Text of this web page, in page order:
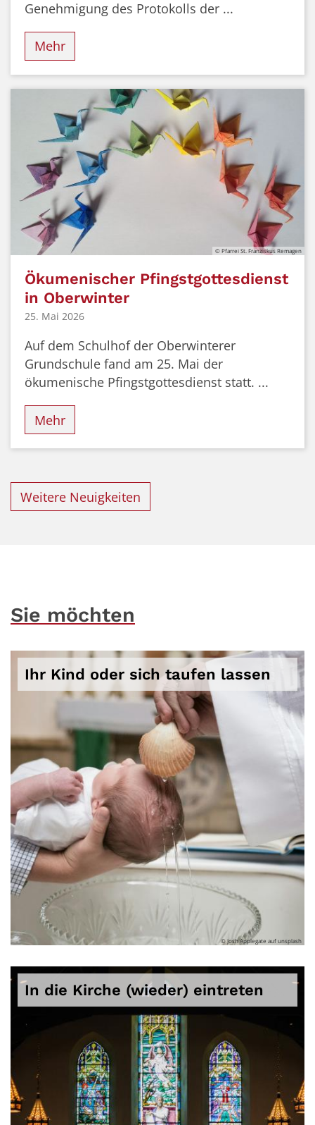
Genehmigung des Protokolls der ...
Mehr
© Pfarrei St. Franziskus Remagen
Ökumenischer Pfingstgottesdienst
in Oberwinter
25. Mai 2026
Auf dem Schulhof der Oberwinterer
Grundschule fand am 25. Mai der
ökumenische Pfingstgottesdienst statt. ...
Mehr
Weitere Neuigkeiten
Sie möchten
Ihr Kind oder sich taufen lassen
© Josh Applegate auf unsplash
In die Kirche (wieder) eintreten